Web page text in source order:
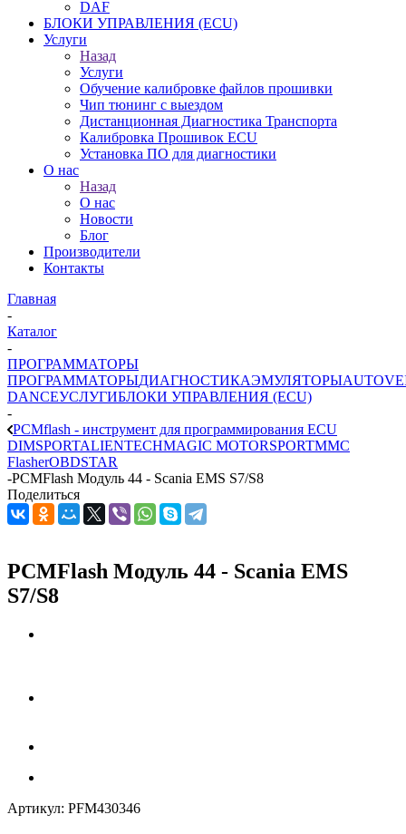
DAF
БЛОКИ УПРАВЛЕНИЯ (ECU)
Услуги
Назад
Услуги
Обучение калибровке файлов прошивки
Чип тюнинг с выездом
Дистанционная Диагностика Транспорта
Калибровка Прошивок ECU
Установка ПО для диагностики
О нас
Назад
О нас
Новости
Блог
Производители
Контакты
Главная
-
Каталог
-
ПРОГРАММАТОРЫ
ПРОГРАММАТОРЫДИАГНОСТИКАЭМУЛЯТОРЫ
DANCEУСЛУГИБЛОКИ УПРАВЛЕНИЯ (ECU)
-
PCMflash - инструмент для программирования ECU
DIMSPORTALIENTECHMAGIC MOTORSPORTMMC
FlasherOBDSTAR
-PCMFlash Модуль 44 - Scania EMS S7/S8
Поделиться
PCMFlash Модуль 44 - Scania EMS
S7/S8
Артикул: PFM430346